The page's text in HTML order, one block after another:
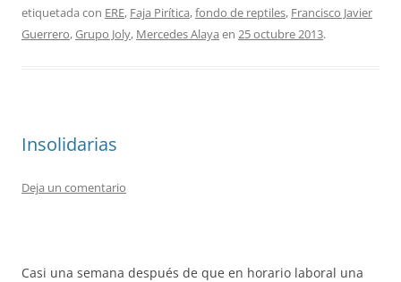
etiquetada con ERE, Faja Pirítica,fondo de reptiles, Francisco Javier
Guerrero,Grupo Joly, Mercedes Alaya en 25 octubre 2013.
Insolidarias
Deja un comentario
Casi una semana después de que en horario laboral una